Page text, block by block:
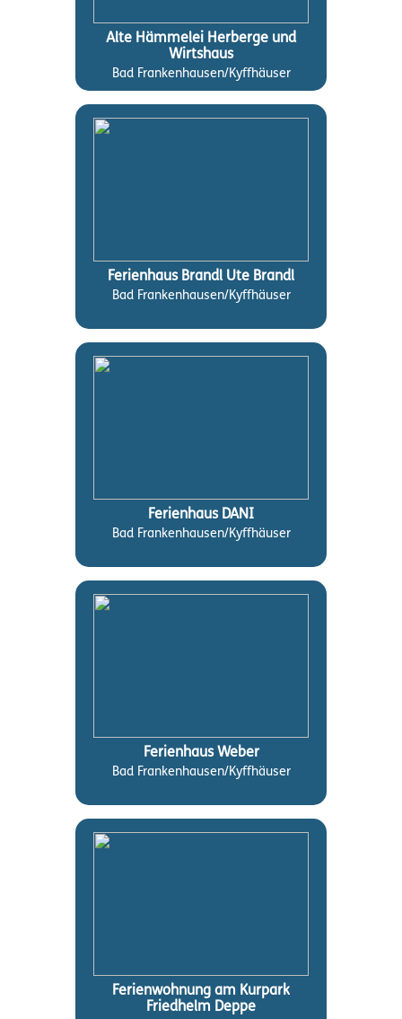
Alte Hämmelei Herberge und
Wirtshaus
Bad Frankenhausen/Kyffhäuser
Ferienhaus Brandl Ute Brandl
Bad Frankenhausen/Kyffhäuser
Ferienhaus DANI
Bad Frankenhausen/Kyffhäuser
Ferienhaus Weber
Bad Frankenhausen/Kyffhäuser
Ferienwohnung am Kurpark
Friedhelm Deppe